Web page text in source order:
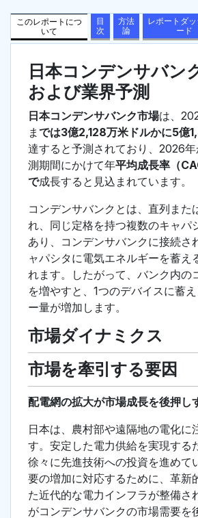
このレポートにつ
いて
目
次
方法
論
レポートダ
ード
日本コンデンサバン
および業界予測
日本コンデンサバンク市場は、
ま では3億2,128万米ドルかに5億
達すると予測されており、2026
測期間にかけて年平均成長率（
で成長すると見込まれています。
コンデンサバンクとは、直列また
れ、同じ定格を持つ複数のキャパ
あり、コンデンサバンクに接続さ
ャパシタに電気エネルギーを蓄え
れます。したがって、バンク内の
を増やすと、1つのデバイスに蓄
ー量が増加します。
市場ダイナミクス
市場を牽引する要因
配電網の拡大が市場成長を後押し
日本は、農村部や遠隔地の電化に
す。安定した電力供給を実現する
徐々に先進技術への投資を進めて
要の増加に対応するために、革新
た近代的な電力インフラが整備さ
がコンデンサバンクの市場需要を